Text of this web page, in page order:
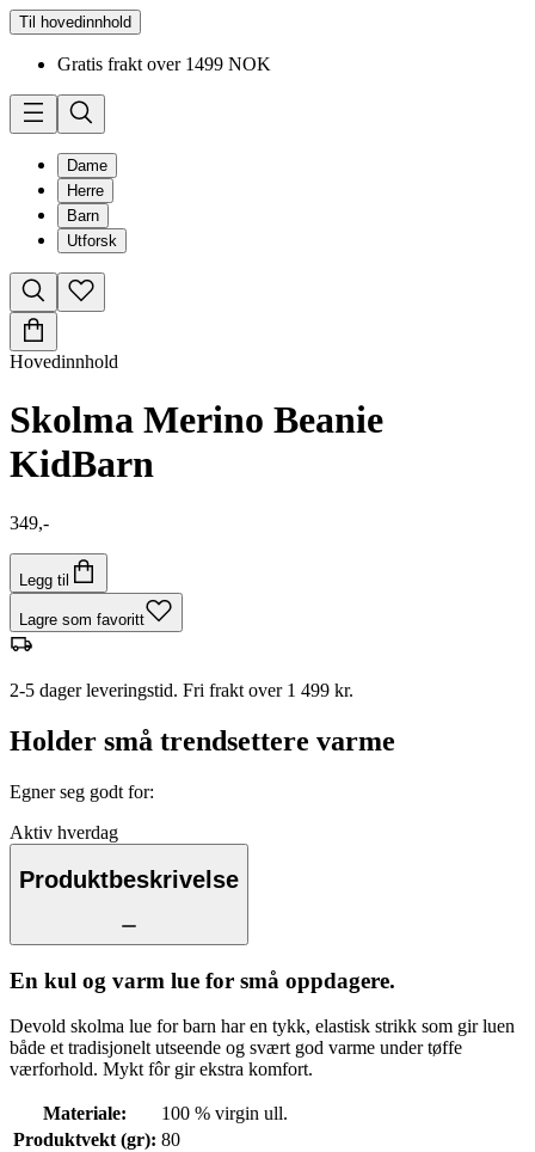
Til hovedinnhold
Gratis frakt over 1499 NOK
Dame
Herre
Barn
Utforsk
Hovedinnhold
Skolma Merino Beanie
KidBarn
349,-
Legg til
Lagre som favoritt
2-5 dager leveringstid. Fri frakt over 1 499 kr.
Holder små trendsettere varme
Egner seg godt for:
Aktiv hverdag
Produktbeskrivelse
En kul og varm lue for små oppdagere.
Devold skolma lue for barn har en tykk, elastisk strikk som gir luen
både et tradisjonelt utseende og svært god varme under tøffe
værforhold. Mykt fôr gir ekstra komfort.
Materiale:
100 % virgin ull.
Produktvekt (gr): 80